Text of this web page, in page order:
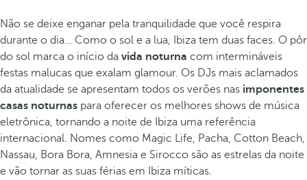
Não se deixe enganar pela tranquilidade que você respira
durante o dia… Como o sol e a lua, Ibiza tem duas faces. O pôr
do sol marca o início da vida noturna com intermináveis
festas malucas que exalam glamour. Os DJs mais aclamados
da atualidade se apresentam todos os verões nas imponentes
casas noturnas para oferecer os melhores shows de música
eletrônica, tornando a noite de Ibiza uma referência
internacional. Nomes como Magic Life, Pacha, Cotton Beach,
Nassau, Bora Bora, Amnesia e Sirocco são as estrelas da noite
e vão tornar as suas férias em Ibiza míticas.